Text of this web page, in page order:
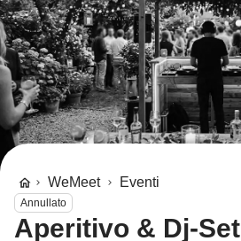
WeMeet Eventi
Annullato
Aperitivo & Dj-Set